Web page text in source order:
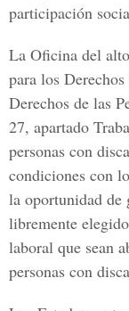
participación
La Oficina del
para los
Derechos de las
27, apartado
personas con
condiciones con
la oportunidad de
libremente
laboral que sean
personas con